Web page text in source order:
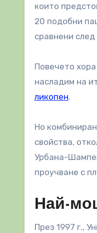
които
20 подобни
сравнени
Повечето
насладим на
ликопен.
Но
свойства,
Урбана-
проучване с
Най-
През 1997 г.,